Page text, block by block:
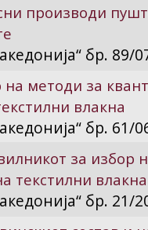
производи
бр. 89/
методи за
влакна
бр. 61/
за избор
текстилни влакна
бр. 21/